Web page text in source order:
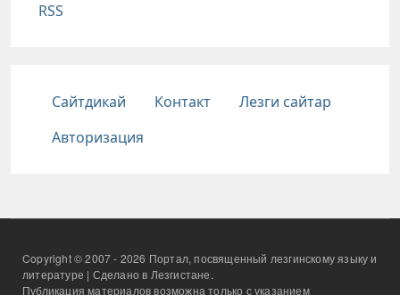
RSS
Подвал
Сайтдикай Контакт
Лезги сайтар
Авторизация
Copyright © 2007 - 2026 Портал, посвященный лезгинскому языку и
литературе | Сделано в Лезгистане.
Публикация материалов возможна только с указанием